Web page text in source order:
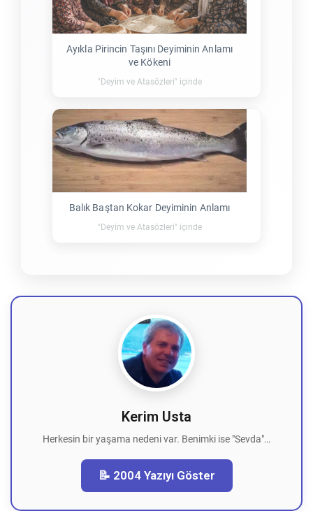
Ayıkla Pirincin Taşını Deyiminin Anlamı
ve Kökeni
"Deyim ve Atasözleri" içinde
Balık Baştan Kokar Deyiminin Anlamı
"Deyim ve Atasözleri" içinde
Kerim Usta
Herkesin bir yaşama nedeni var. Benimki ise "Sevda"…
📝 2004 Yazıyı Göster